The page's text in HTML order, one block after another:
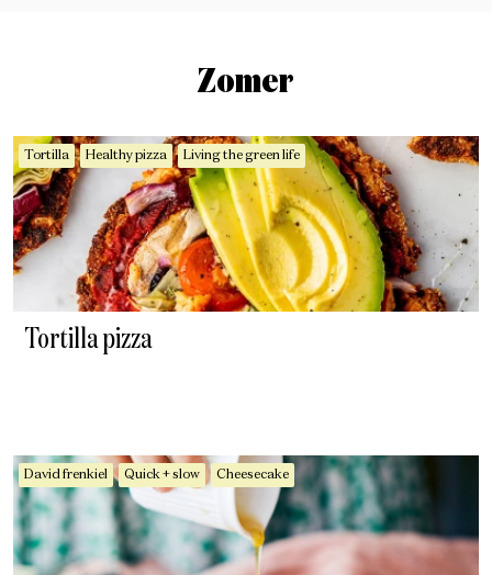
Zomer
Tortilla Healthy pizza Living the green life
Tortilla pizza
David frenkiel Quick + slow Cheesecake